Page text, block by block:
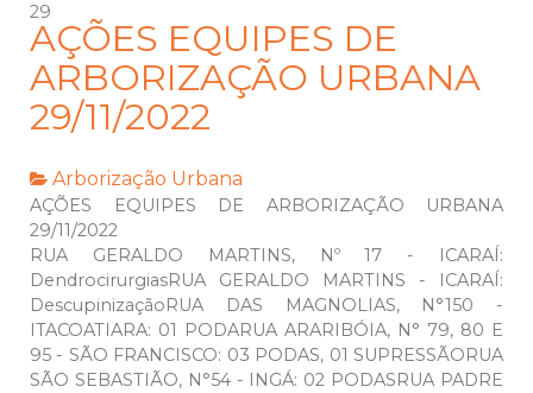
29
AÇÕES EQUIPES DE
ARBORIZAÇÃO URBANA
29/11/2022
Arborização Urbana
AÇÕES EQUIPES DE ARBORIZAÇÃO URBANA
29/11/2022
RUA GERALDO MARTINS, Nº 17 - ICARAÍ:
DendrocirurgiasRUA GERALDO MARTINS - ICARAÍ:
DescupinizaçãoRUA DAS MAGNOLIAS, N°150 -
ITACOATIARA: 01 PODARUA ARARIBÓIA, N° 79, 80 E
95 - SÃO FRANCISCO: 03 PODAS, 01 SUPRESSÃORUA
SÃO SEBASTIÃO, N°54 - INGÁ: 02 PODASRUA PADRE